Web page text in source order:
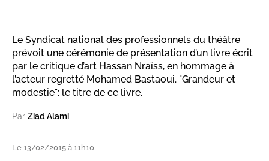
Le Syndicat national des professionnels du théâtre
prévoit une cérémonie de présentation d’un livre écrit
par le critique d’art Hassan Nraïss, en hommage à
l’acteur regretté Mohamed Bastaoui. "Grandeur et
modestie": le titre de ce livre.
Par Ziad Alami
Le 13/02/2015 à 11h10